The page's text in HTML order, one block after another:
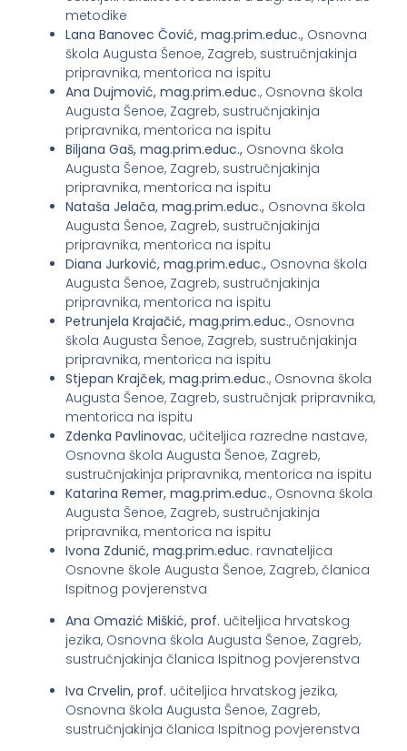
metodike
Lana Banovec Čović, mag.prim.educ., Osnovna
škola Augusta Šenoe, Zagreb, sustručnjakinja
pripravnika, mentorica na ispitu
Ana Dujmović, mag.prim.educ., Osnovna škola
Augusta Šenoe, Zagreb, sustručnjakinja
pripravnika, mentorica na ispitu
Biljana Gaš, mag.prim.educ., Osnovna škola
Augusta Šenoe, Zagreb, sustručnjakinja
pripravnika, mentorica na ispitu
Nataša Jelača, mag.prim.educ., Osnovna škola
Augusta Šenoe, Zagreb, sustručnjakinja
pripravnika, mentorica na ispitu
Diana Jurković, mag.prim.educ., Osnovna škola
Augusta Šenoe, Zagreb, sustručnjakinja
pripravnika, mentorica na ispitu
Petrunjela Krajačić, mag.prim.educ., Osnovna
škola Augusta Šenoe, Zagreb, sustručnjakinja
pripravnika, mentorica na ispitu
Stjepan Krajček, mag.prim.educ., Osnovna škola
Augusta Šenoe, Zagreb, sustručnjak pripravnika,
mentorica na ispitu
Zdenka Pavlinovac, učiteljica razredne nastave,
Osnovna škola Augusta Šenoe, Zagreb,
sustručnjakinja pripravnika, mentorica na ispitu
Katarina Remer, mag.prim.educ., Osnovna škola
Augusta Šenoe, Zagreb, sustručnjakinja
pripravnika, mentorica na ispitu
Ivona Zdunić, mag.prim.educ. ravnateljica
Osnovne škole Augusta Šenoe, Zagreb, članica
Ispitnog povjerenstva
Ana Omazić Miškić, prof. učiteljica hrvatskog
jezika, Osnovna škola Augusta Šenoe, Zagreb,
sustručnjakinja članica Ispitnog povjerenstva
Iva Crvelin, prof. učiteljica hrvatskog jezika,
Osnovna škola Augusta Šenoe, Zagreb,
sustručnjakinja članica Ispitnog povjerenstva